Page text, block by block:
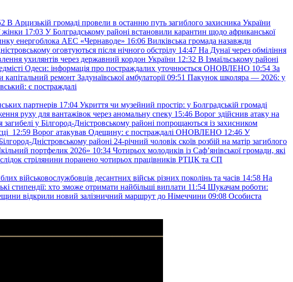
В Арцизькій громаді провели в останню путь загиблого захисника України
жінки 17:03 У Болградському районі встановили карантин щодо африканської
енергоблока АЕС «Чернаводе» 16:06 Вилківська громада назавжди
оговтуються після нічного обстрілу 14:47 На Дунаї через обміління
ухилянтів через державний кордон України 12:32 В Ізмаїльському районі
Одеси: інформація про постраждалих уточнюється ОНОВЛЕНО 10:54 За
ремонт Задунаївської амбулаторії 09:51 Пакунок школяра — 2026: у
є постраждалі
партнерів 17:04 Укриття чи музейний простір: у Болградській громаді
руху для вантажівок через аномальну спеку 15:46 Ворог здійснив атаку на
загибелі у Білгород-Дністровському районі попрощаються із захисником
12:59 Ворог атакував Одещину: є постраждалі ОНОВЛЕНО 12:46 У
Дністровському районі 24-річний чоловік скоїв розбій на матір загиблого
портфелик 2026» 10:34 Чотирьох молодиків із Саф’янівської громади, які
стрілянини поранено чотирьох працівників РТЦК та СП
військовослужбовців десантних військ різних поколінь та часів 14:58 На
стипендії: хто зможе отримати найбільші виплати 11:54 Шукачам роботи:
відкрили новий залізничний маршрут до Німеччини 09:08 Особиста